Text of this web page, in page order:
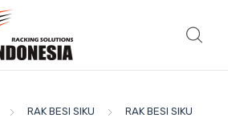
RAK BESI SIKU
RAK BESI SIKU